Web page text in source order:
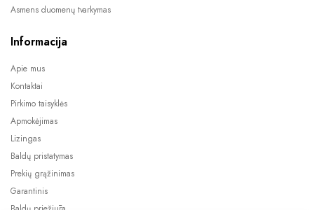
Asmens duomenų tvarkymas
Informacija
Apie mus
Kontaktai
Pirkimo taisyklės
Apmokėjimas
Lizingas
Baldų pristatymas
Prekių grąžinimas
Garantinis